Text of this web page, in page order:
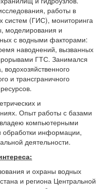
работы в
систем (ГИС), мониторинга
моделирования и
с водными факторами:
наводнений, вызванных
ГТС. Занимался
водохозяйственного
и трансграничного
и
Опыт работы с базами
компьютерными
обработки информации,
деятельности.
и охраны водных
и региона Центральной